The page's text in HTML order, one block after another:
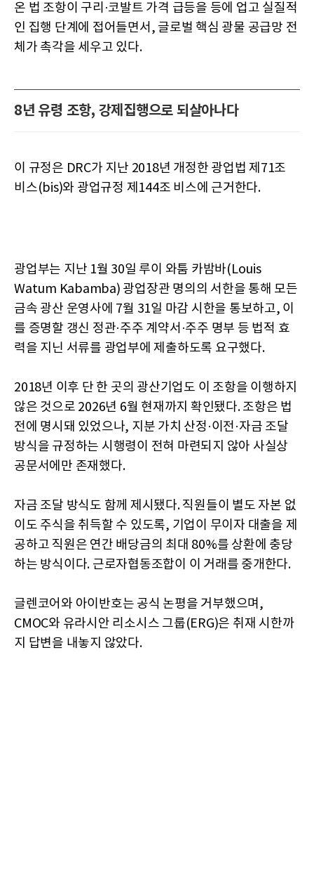
온 법 조항이 구리·코발트 가격 급등을 등에 업고 실질적
인 집행 단계에 접어들면서, 글로벌 핵심 광물 공급망 전
체가 촉각을 세우고 있다.
8년 유령 조항, 강제집행으로 되살아나다
이 규정은 DRC가 지난 2018년 개정한 광업법 제71조
비스(bis)와 광업규정 제144조 비스에 근거한다.
광업부는 지난 1월 30일 루이 와툼 카밤바(Louis
Watum Kabamba) 광업장관 명의의 서한을 통해 모든
금속 광산 운영사에 7월 31일 마감 시한을 통보하고, 이
를 증명할 갱신 정관·주주 계약서·주주 명부 등 법적 효
력을 지닌 서류를 광업부에 제출하도록 요구했다.
2018년 이후 단 한 곳의 광산기업도 이 조항을 이행하지
않은 것으로 2026년 6월 현재까지 확인됐다. 조항은 법
전에 명시돼 있었으나, 지분 가치 산정·이전·자금 조달
방식을 규정하는 시행령이 전혀 마련되지 않아 사실상
공문서에만 존재했다.
자금 조달 방식도 함께 제시됐다. 직원들이 별도 자본 없
이도 주식을 취득할 수 있도록, 기업이 무이자 대출을 제
공하고 직원은 연간 배당금의 최대 80%를 상환에 충당
하는 방식이다. 근로자협동조합이 이 거래를 중개한다.
글렌코어와 아이반호는 공식 논평을 거부했으며,
CMOC와 유라시안 리소시스 그룹(ERG)은 취재 시한까
지 답변을 내놓지 않았다.